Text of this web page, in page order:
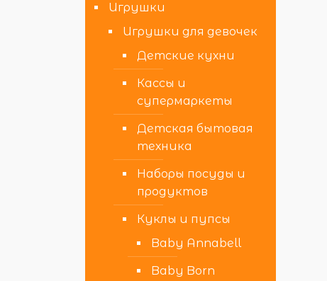
Игрушки
Игрушки для девочек
Детские кухни
Кассы и
супермаркеты
Детская бытовая
техника
Наборы посуды и
продуктов
Куклы и пупсы
Baby Annabell
Baby Born